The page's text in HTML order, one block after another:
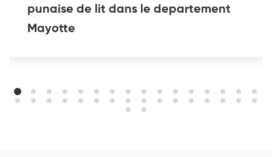
punaise de lit dans le departement
Mayotte